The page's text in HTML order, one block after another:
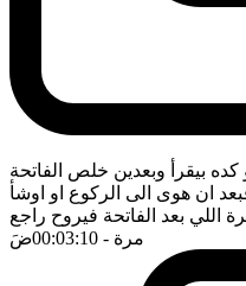
بيقرأ وبعدين خلص الفاتحة
ان هوى الى الركوع او اوشأ
اللي بعد الفاتحة فيروح راجع
مرة - 00:03:10 ضَ